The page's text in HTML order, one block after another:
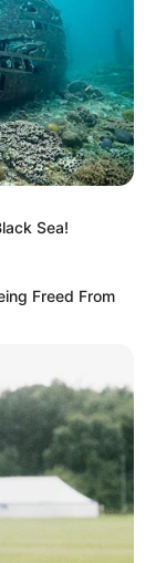
Sea!
Freed From